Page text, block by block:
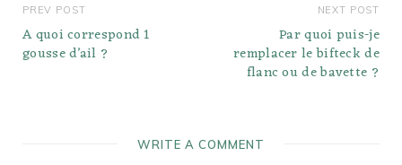
PREV POST
A quoi correspond 1
gousse d’ail ?
NEXT POST
Par quoi puis-je
remplacer le bifteck de
flanc ou de bavette ?
WRITE A COMMENT